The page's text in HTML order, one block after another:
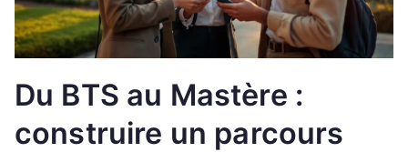
Du BTS au Mastère :
construire un parcours